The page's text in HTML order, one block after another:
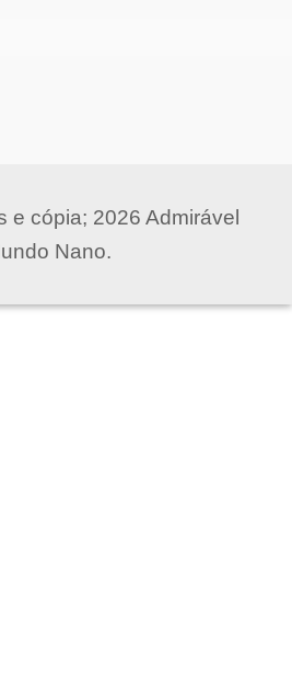
e cópia; 2026 Admirável
Nano.